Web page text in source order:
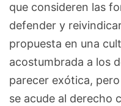
que consideren las
defender y
propuesta en una
acostumbrada a los
parecer exótica,
se acude al derecho